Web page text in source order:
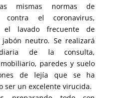
mismas normas de
contra el coronavirus,
el lavado frecuente de
neutro. Se realizará
de la consulta,
paredes y suelo
de lejía que se ha
ser un excelente virucida.